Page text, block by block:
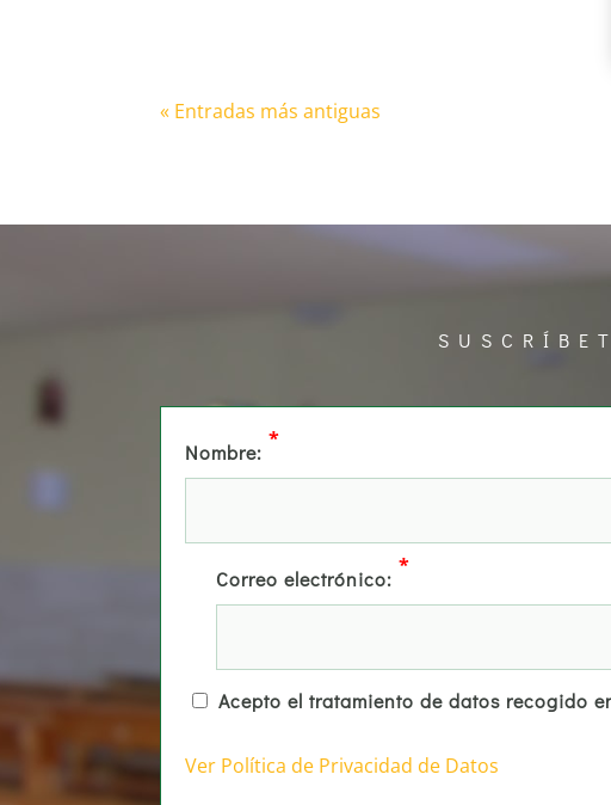
« Entradas más antiguas
Nombre:
*
Correo electrónico:
*
Acepto el tratamiento de datos recogido
Ver Política de Privacidad de Datos